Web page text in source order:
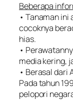
Beberapa
• Tanaman
cocoknya
hias.
•
media kering,
• Berasal dari
Pada tahun
pelopori